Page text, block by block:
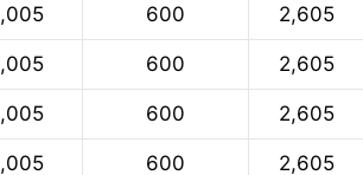
600 2,605
600 2,605
600 2,605
600 2,605